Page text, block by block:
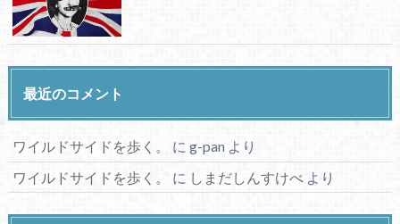
最近のコメント
ワイルドサイドを歩く。 に g-panより
ワイルドサイドを歩く。
に しまだしんすけべ より